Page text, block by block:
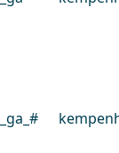
_ga_#